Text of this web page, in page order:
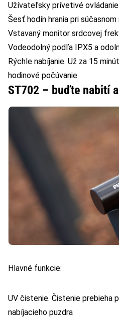
Užívateľsky prívetivé
Šesť hodín hrania pri
Vstavaný monitor srdcovej
Vodeodolný podľa IPX5 a
Rýchle nabíjanie. Už za 15
hodinové počúvanie
ST702 – buďte nabití
Hlavné funkcie:
UV čistenie. Čistenie prebieha
nabíjacieho puzdra